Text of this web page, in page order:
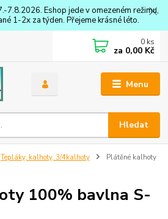
7.8.2026. Eshop jede v omezeném režimu,
1-2x za týden. Přejeme krásné léto.
Menu
Hledat
0 ks
za 0,00 Kč
Tepláky, kalhoty, 3/4kalhoty
Plátěné kalhoty
100% bavlna S-